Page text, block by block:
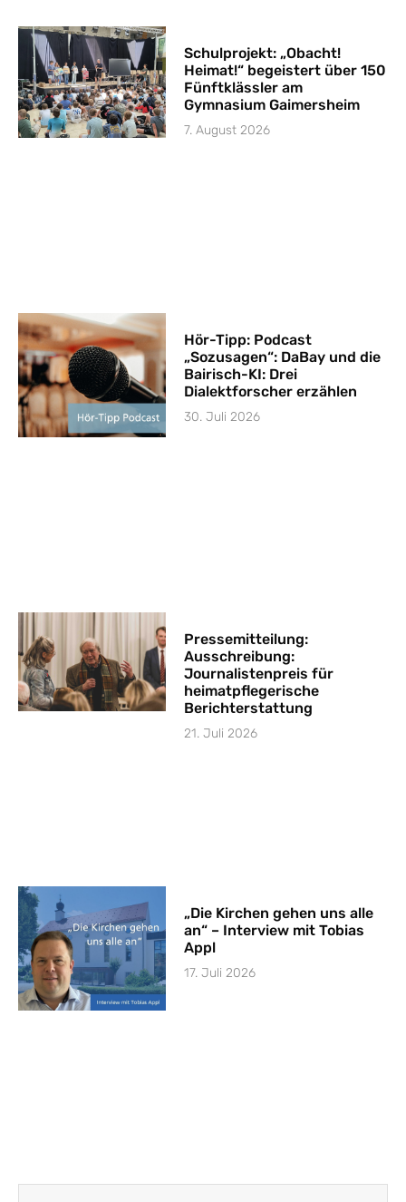
Schulprojekt: „Obacht!
Heimat!“ begeistert über 150
Fünftklässler am
Gymnasium Gaimersheim
7. August 2026
Hör-Tipp: Podcast
„Sozusagen“: DaBay und die
Bairisch-KI: Drei
Dialektforscher erzählen
30. Juli 2026
Pressemitteilung:
Ausschreibung:
Journalistenpreis für
heimatpflegerische
Berichterstattung
21. Juli 2026
„Die Kirchen gehen uns alle
an“ – Interview mit Tobias
Appl
17. Juli 2026